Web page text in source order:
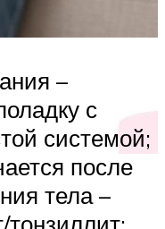
–
с
системой;
после
тела –